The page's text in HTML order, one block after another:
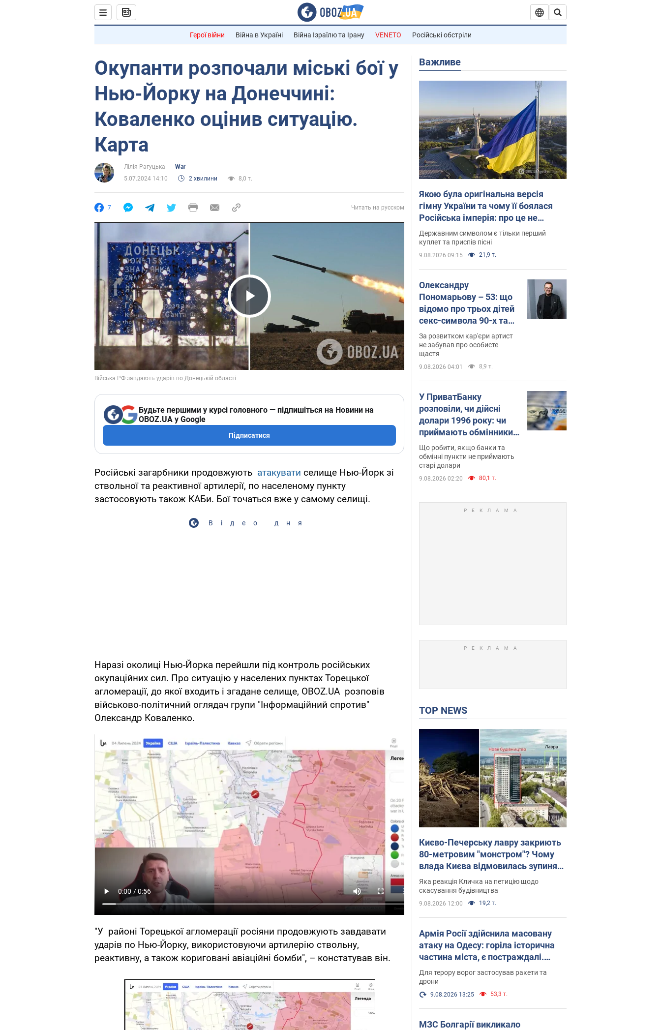
Герої війни Війна в Україні Війна Ізраїлю та Ірану VENETO Російські обстріли
Окупанти розпочали міські бої у
Нью-Йорку на Донеччині:
Коваленко оцінив ситуацію.
Карта
Лілія Рагуцька
War
5.07.2024 14:10
2 хвилини 8,0 т.
7 Читать на русском
Play Video
Будьте першими у курсі головного — підпишіться на Новини на
OBOZ.UA у Google
Підписатися
Російські загарбники продовжують атакувати селище Нью-Йорк зі
ствольної та реактивної артилерії, по населеному пункту
застосовують також КАБи. Бої точаться вже у самому селищі.
Відео дня
Наразі околиці Нью-Йорка перейшли під контроль російських
окупаційних сил. Про ситуацію у населених пунктах Торецької
агломерації, до якої входить і згадане селище, OBOZ.UA розповів
військово-політичний оглядач групи "Інформаційний спротив"
Олександр Коваленко.
"У районі Торецької агломерації росіяни продовжують завдавати
ударів по Нью-Йорку, використовуючи артилерію ствольну,
реактивну, а також кориговані авіаційні бомби", – констатував він.
Важливе
Якою була оригінальна версія
гімну України та чому її боялася
Російська імперія: про це не
розповідають у школі
Державним символом є тільки перший
куплет та приспів пісні
9.08.2026 09:15 21,9 т.
Олександру
Пономарьову – 53: що
відомо про трьох дітей
секс-символа 90-х та
який вигляд вони
мають
За розвитком кар'єри артист
не забував про особисте
щастя
9.08.2026 04:01 8,9 т.
У ПриватБанку
розповіли, чи дійсні
долари 1996 року: чи
приймають обмінники
та банки такі купюри
Що робити, якщо банки та
обмінні пункти не приймають
старі долари
9.08.2026 02:20 80,1 т.
TOP NEWS
Києво-Печерську лавру закриють
80-метровим "монстром"? Чому
влада Києва відмовилась зупиняти
будівництво хмарочоса
"московського вірянина"
Яка реакція Кличка на петицію щодо
скасування будівництва
9.08.2026 12:00 19,2 т.
Армія Росії здійснила масовану
атаку на Одесу: горіла історична
частина міста, є постраждалі.
Фото та відео
Для терору ворог застосував ракети та
дрони
9.08.2026 13:25 53,3 т.
МЗС Болгарії викликало